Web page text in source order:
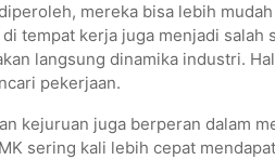
mereka bisa lebih
tempat kerja juga menjadi
langsung dinamika industri.
pekerjaan.
kejuruan juga berperan dalam
sering kali lebih cepat